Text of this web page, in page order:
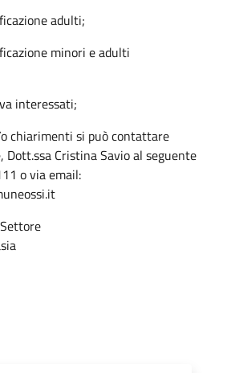
adulti;
minori e adulti
interessati;
chiarimenti si può contattare
Dott.ssa Cristina Savio al seguente
o via email: